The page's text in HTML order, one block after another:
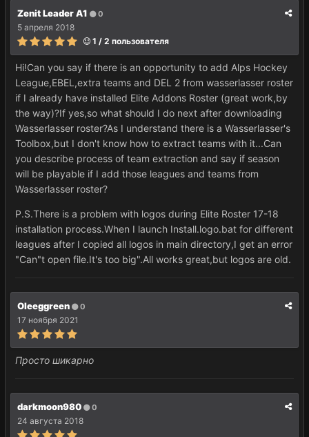
Zenit Leader A1 0
5 апреля 2018
1 / 2 пользователя
Hi!Can you say if there is an opportunity to add Alps Hockey
League,EBEL,extra teams and DEL 2 from wasserlasser roster
if I already have installed Elite Addons Roster (great work,by
the way)?If yes,so what should I do next after downloading
Wasserlasser roster?As I understand there is a Wasserlasser's
Toolbox,but I don't know how to extract teams with it...Can
you describe process of team extraction and say if season
will be playable if I add those leagues and teams from
Wasserlasser roster?
P.S.There is a problem with logos during Elite Roster 17-18
installation process.When I launch Install.logo.bat for different
leagues after I copied all logos in main directory,I get an error
"Can"t open file.It's too big".All works great,but logos are old.
Oleeggreen 0
17 ноября 2021
Просто шикарно
darkmoon980 0
24 августа 2018